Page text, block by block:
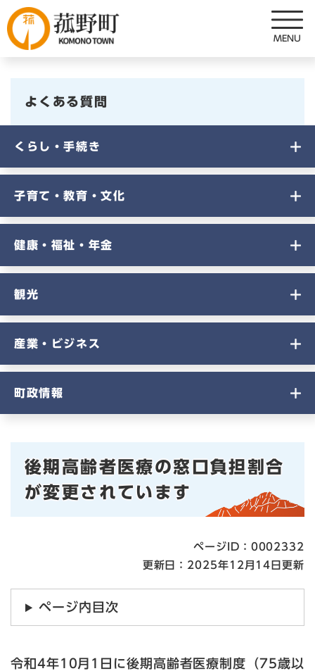
ー
ジ
す
よくある質問
くらし・手続き
子育て・教育・文化
健康・福祉・年金
観光
産業・ビジネス
町政情報
後期高齢者医療の窓口負担割合
が変更されています
ページID：0002332
更新日：2025年12月14日更新
ページ内目次
令和4年10月1日に後期高齢者医療制度（75歳以